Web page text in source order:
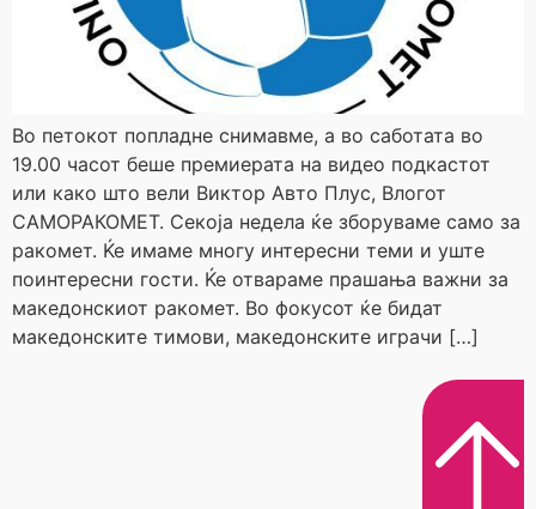
Во петокот попладне снимавме, а во саботата во
19.00 часот беше премиерата на видео подкастот
или како што вели Виктор Авто Плус, Влогот
САМОРАКОМЕТ. Секоја недела ќе зборуваме само за
ракомет. Ќе имаме многу интересни теми и уште
поинтересни гости. Ќе отвараме прашања важни за
македонскиот ракомет. Во фокусот ќе бидат
македонските тимови, македонските играчи […]